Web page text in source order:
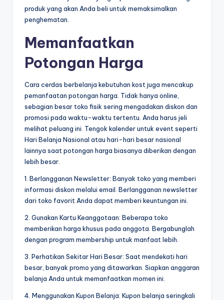
produk yang akan Anda beli untuk memaksimalkan
penghematan.
Memanfaatkan
Potongan Harga
Cara cerdas berbelanja kebutuhan kost juga mencakup
pemanfaatan potongan harga. Tidak hanya online,
sebagian besar toko fisik sering mengadakan diskon dan
promosi pada waktu-waktu tertentu. Anda harus jeli
melihat peluang ini. Tengok kalender untuk event seperti
Hari Belanja Nasional atau hari-hari besar nasional
lainnya saat potongan harga biasanya diberikan dengan
lebih besar.
1. Berlangganan Newsletter: Banyak toko yang memberi
informasi diskon melalui email. Berlangganan newsletter
dari toko favorit Anda dapat memberi keuntungan ini.
2. Gunakan Kartu Keanggotaan: Beberapa toko
memberikan harga khusus pada anggota. Bergabunglah
dengan program membership untuk manfaat lebih.
3. Perhatikan Sekitar Hari Besar: Saat mendekati hari
besar, banyak promo yang ditawarkan. Siapkan anggaran
belanja Anda untuk memanfaatkan momen ini.
4. Menggunakan Kupon Belanja: Kupon belanja seringkali